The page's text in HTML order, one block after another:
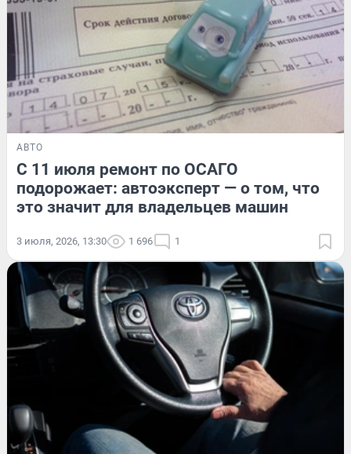
АВТО
С 11 июля ремонт по ОСАГО
подорожает: автоэксперт — о том, что
это значит для владельцев машин
3 июля, 2026, 13:30 1 696 1